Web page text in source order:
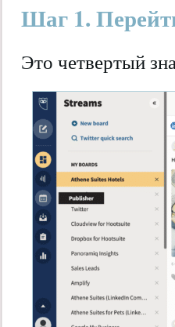
Шаг 1.
Это четвертый